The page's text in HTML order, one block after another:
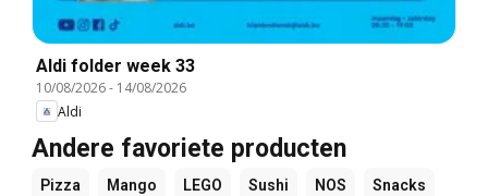
Aldi folder week 33
10/08/2026- 14/08/2026
Aldi
Andere favoriete producten
Pizza Mango LEGO Sushi NOS Snacks